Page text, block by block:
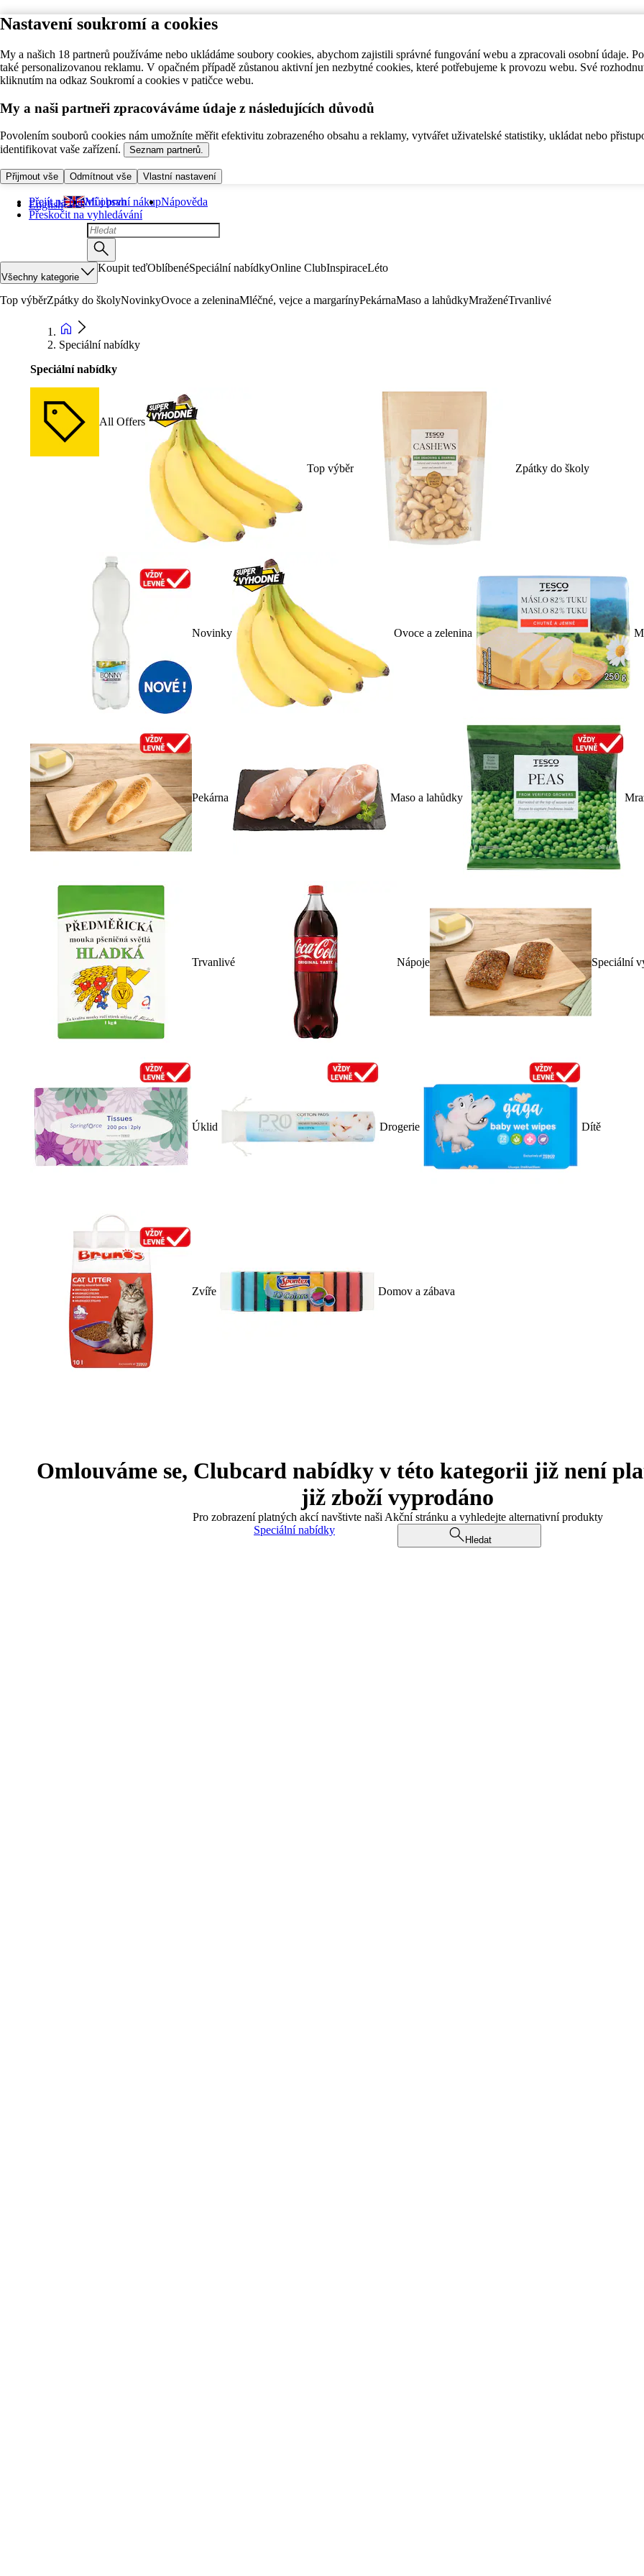
Nastavení soukromí a cookies
My a našich 18 partnerů používáme nebo ukládáme soubory cookies, abychom zajistili správné fungování webu a zpracovali osobní údaje.
také personalizovanou reklamu. V opačném případě zůstanou aktivní jen nezbytné cookies, které potřebujeme k provozu webu. Své
kliknutím na odkaz Soukromí a cookies v patičce webu.
My a naši partneři zpracováváme údaje z následujících důvodů
Povolením souborů cookies nám umožníte měřit efektivitu zobrazeného obsahu a reklamy, vytvářet uživatelské statistiky, ukládat nebo
identifikovat vaše zařízení.
Seznam partnerů.
Přijmout vše Odmítnout vše Vlastní nastavení
Přejít na hlavní obsah
Přeskočit na vyhledávání
English Můj první nákupNápověda
Všechny kategorie
Koupit teďOblíbenéSpeciální nabídkyOnline ClubInspiraceLéto
Top výběrZpátky do školyNovinkyOvoce a zeleninaMléčné, vejce a margarínyPekárnaMaso a lahůdkyMraženéTrvanlivé
Speciální nabídky
Speciální nabídky
All Offers
Top výběr Zpátky do školy
Novinky Ovoce a zelenina
Pekárna Maso a lahůdky
Trvanlivé Nápoje Speciální
Úklid Drogerie Dítě
Zvíře Domov a zábava
Omlouváme se, Clubcard nabídky v této kategorii již není
již zboží vyprodáno
Pro zobrazení platných akcí navštivte naši Akční stránku a vyhledejte alternativní produkty
Speciální nabídky
Hledat